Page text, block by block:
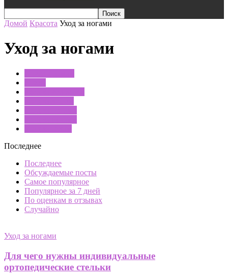
Домой Красота Уход за ногами
Уход за ногами
Последнее
Последнее
Обсуждаемые посты
Самое популярное
Популярное за 7 дней
По оценкам в отзывах
Случайно
Уход за ногами
Для чего нужны индивидуальные
ортопедические стельки